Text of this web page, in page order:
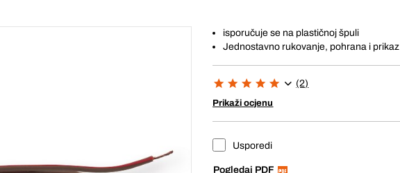
isporučuje se na plastičnoj špuli
Jednostavno rukovanje, pohrana i prikaz
(2)
Prikaži ocjenu
Usporedi
Pogledaj PDF